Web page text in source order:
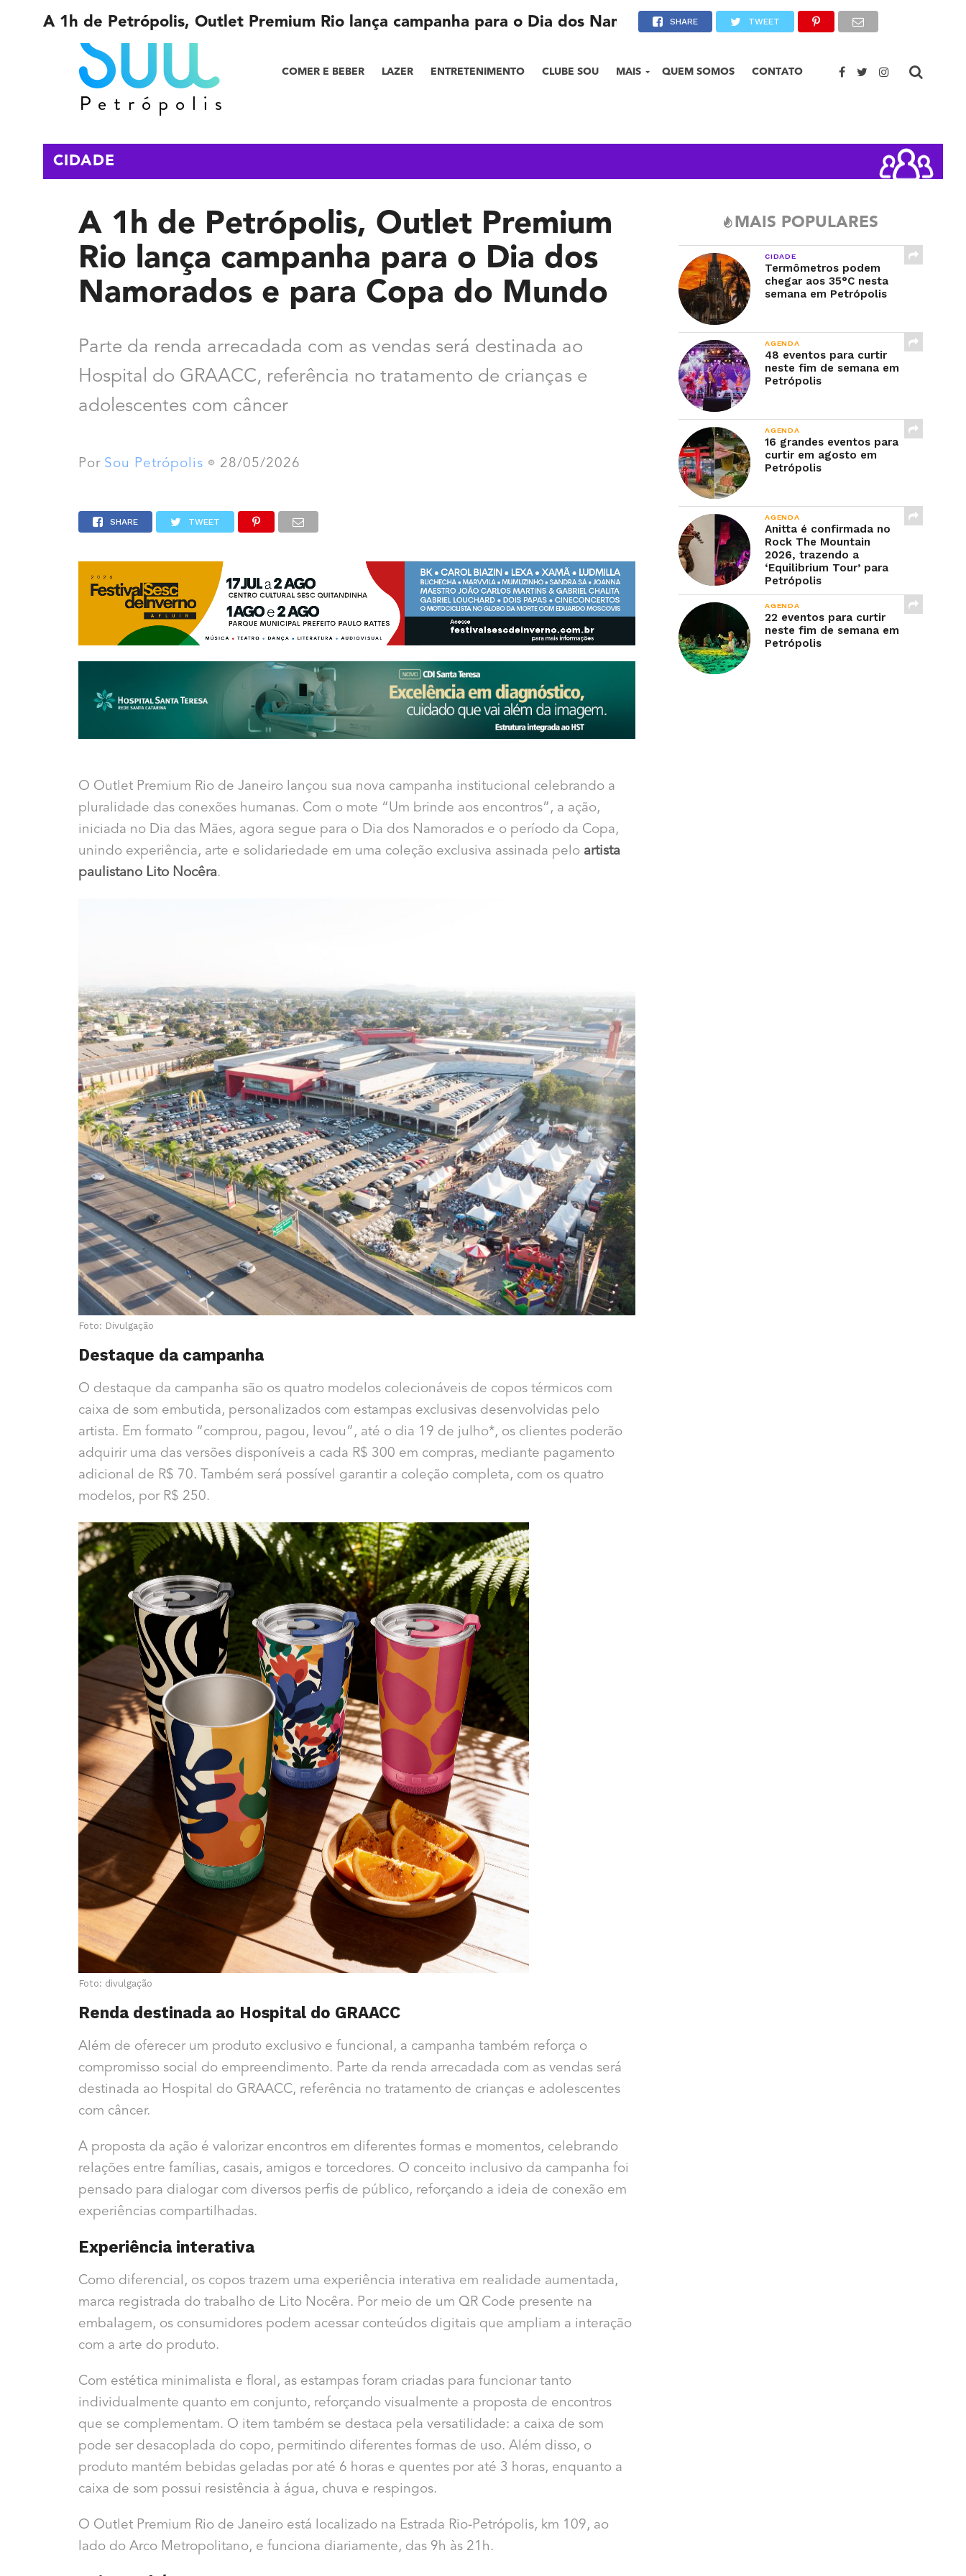
COMER E BEBER LAZER ENTRETENIMENTO CLUBE SOU MAIS QUEM SOMOS CONTATO
A 1h de Petrópolis, Outlet Premium Rio lança campanha para o Dia dos Namorados e para Copa do Mundo
SHARE TWEET
CIDADE
A 1h de Petrópolis, Outlet Premium
Rio lança campanha para o Dia dos
Namorados e para Copa do Mundo
Parte da renda arrecadada com as vendas será destinada ao
Hospital do GRAACC, referência no tratamento de crianças e
adolescentes com câncer
Por Sou Petrópolis 28/05/2026
SHARE TWEET
O Outlet Premium Rio de Janeiro lançou sua nova campanha institucional celebrando a
pluralidade das conexões humanas. Com o mote “Um brinde aos encontros”, a ação,
iniciada no Dia das Mães, agora segue para o Dia dos Namorados e o período da Copa,
unindo experiência, arte e solidariedade em uma coleção exclusiva assinada pelo artista
paulistano Lito Nocêra.
Foto: Divulgação
Destaque da campanha
O destaque da campanha são os quatro modelos colecionáveis de copos térmicos com
caixa de som embutida, personalizados com estampas exclusivas desenvolvidas pelo
artista. Em formato “comprou, pagou, levou”, até o dia 19 de julho*, os clientes poderão
adquirir uma das versões disponíveis a cada R$ 300 em compras, mediante pagamento
adicional de R$ 70. Também será possível garantir a coleção completa, com os quatro
modelos, por R$ 250.
Foto: divulgação
Renda destinada ao Hospital do GRAACC
Além de oferecer um produto exclusivo e funcional, a campanha também reforça o
compromisso social do empreendimento. Parte da renda arrecadada com as vendas será
destinada ao Hospital do GRAACC, referência no tratamento de crianças e adolescentes
com câncer.
A proposta da ação é valorizar encontros em diferentes formas e momentos, celebrando
relações entre famílias, casais, amigos e torcedores. O conceito inclusivo da campanha foi
pensado para dialogar com diversos perfis de público, reforçando a ideia de conexão em
experiências compartilhadas.
Experiência interativa
Como diferencial, os copos trazem uma experiência interativa em realidade aumentada,
marca registrada do trabalho de Lito Nocêra. Por meio de um QR Code presente na
embalagem, os consumidores podem acessar conteúdos digitais que ampliam a interação
com a arte do produto.
Com estética minimalista e floral, as estampas foram criadas para funcionar tanto
individualmente quanto em conjunto, reforçando visualmente a proposta de encontros
que se complementam. O item também se destaca pela versatilidade: a caixa de som
pode ser desacoplada do copo, permitindo diferentes formas de uso. Além disso, o
produto mantém bebidas geladas por até 6 horas e quentes por até 3 horas, enquanto a
caixa de som possui resistência à água, chuva e respingos.
O Outlet Premium Rio de Janeiro está localizado na Estrada Rio-Petrópolis, km 109, ao
lado do Arco Metropolitano, e funciona diariamente, das 9h às 21h.
MAIS POPULARES
CIDADE
Termômetros podem
chegar aos 35°C nesta
semana em Petrópolis
AGENDA
48 eventos para curtir
neste fim de semana em
Petrópolis
AGENDA
16 grandes eventos para
curtir em agosto em
Petrópolis
AGENDA
Anitta é confirmada no
Rock The Mountain
2026, trazendo a
‘Equilibrium Tour’ para
Petrópolis
AGENDA
22 eventos para curtir
neste fim de semana em
Petrópolis